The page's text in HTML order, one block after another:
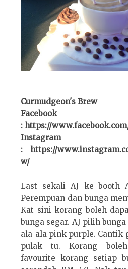
Curmudgeon's Brew
Facebook
: https://
Instagram
: https://
w/
Last sekali AJ ke booth
Perempuan dan bunga
Kat sini korang boleh
bunga segar. AJ pilih
ala-ala pink purple. Cantik
pulak tu. Korang
favourite korang setiap